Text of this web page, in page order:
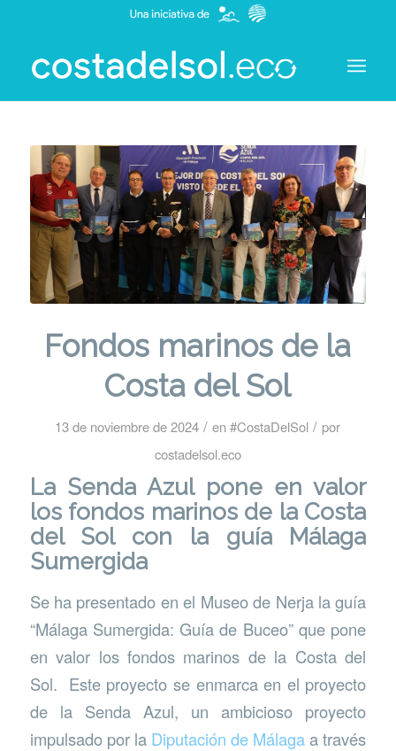
Fondos marinos de la
Costa del Sol
13 de noviembre de 2024 / en#CostaDelSol / por
costadelsol.eco
La Senda Azulpone en valor
los fondos marinos de la Costa
del Sol con la guía Málaga
Sumergida
Se ha presentado en el Museo de Nerja la guía
“Málaga Sumergida: Guía de Buceo” que pone
en valor los fondos marinos de la Costa del
Sol. Este proyecto se enmarca en el proyecto
de la Senda Azul, un ambicioso proyecto
impulsado por la Diputación de Málaga a través